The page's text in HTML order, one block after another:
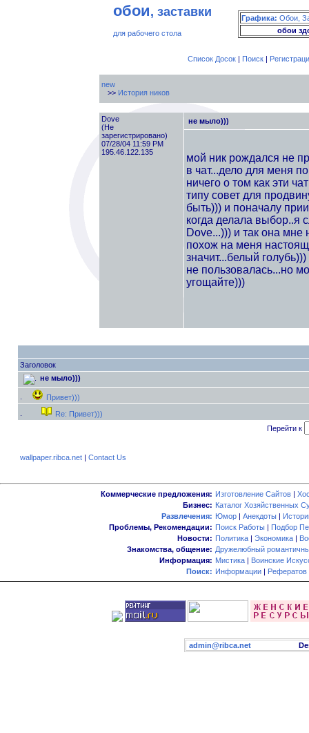
обои, заставки
для рабочего стола
Графика: Обои,
обои
Список Досок| Поиск|
new
>> История ников
Dove
(Не
зарегистрировано)
07/28/04 11:59 PM
195.46.122.135
не мыло)))
мой ник рождался не
в чат...дело для меня
ничего о том как эти
типу совет для
быть))) и поначалу
когда делала выбор..я
Dove...))) и так она мне
похож на меня
значит...белый
не пользовалась...но
угощайте)))
Заголовок
не мыло)))
Привет)))
Re: Привет)))
Перейти к
wallpaper.ribca.net| Contact Us
Коммерческие предложения: Изготовление Сайтов |
Бизнес: Каталог Хозяйственных
Развлечения: Юмор | Анекдоты |
Проблемы, Рекомендации: Поиск Работы | Подбор
Новости: Политика | Экономика |
Знакомства, общение: Дружелюбный
Информация: Мистика | Воинские
Поиск: Информации | Рефератов
admin@ribca.net